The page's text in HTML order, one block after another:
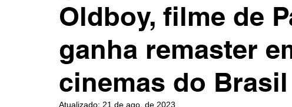
Oldboy, filme de
ganha remaster
cinemas do
Atualizado: 21 de ago. de 2023